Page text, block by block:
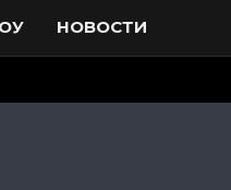
НОВОСТИ